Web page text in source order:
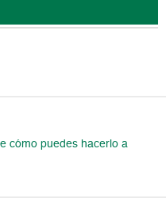
cómo puedes hacerlo a